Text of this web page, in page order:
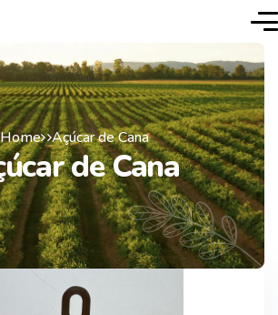
Home Açúcar de Cana
de Cana